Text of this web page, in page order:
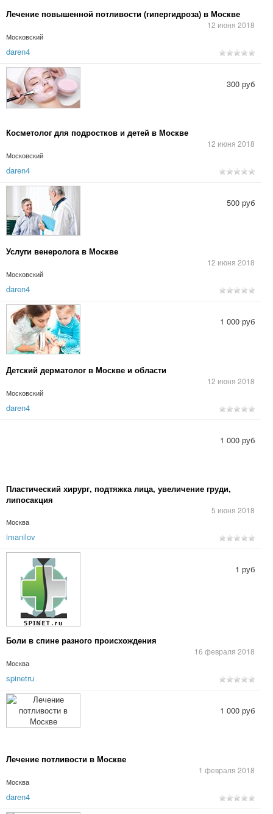
Лечение повышенной потливости (гипергидроза) в Москве
12 июня 2018
Московский
daren4
Косметолог для подростков и детей в Москве
12 июня 2018
Московский
300 руб
daren4
Услуги венеролога в Москве
12 июня 2018
Московский
500 руб
daren4
Детский дерматолог в Москве и области
12 июня 2018
Московский
1 000 руб
daren4
Пластический хирург, подтяжка лица, увеличение груди,
липосакция
5 июня 2018
Москва
1 000 руб
imanilov
Боли в спине разного происхождения
16 февраля 2018
Москва
1 руб
spinetru
Лечение потливости в Москве
1 февраля 2018
Москва
1 000 руб
daren4